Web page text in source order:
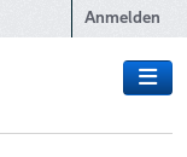
Anmelden